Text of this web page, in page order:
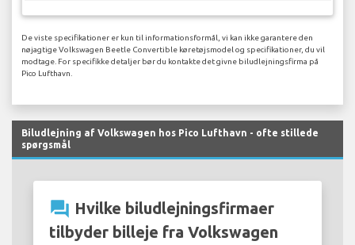
De viste specifikationer er kun til informationsformål, vi kan ikke garantere den
nøjagtige Volkswagen Beetle Convertible køretøjsmodel og specifikationer, du vil
modtage. For specifikke detaljer bør du kontakte det givne biludlejningsfirma på
Pico Lufthavn.
Biludlejning af Volkswagen hos Pico Lufthavn - ofte stillede
spørgsmål
question_answer Hvilke biludlejningsfirmaer
tilbyder billeje fra Volkswagen